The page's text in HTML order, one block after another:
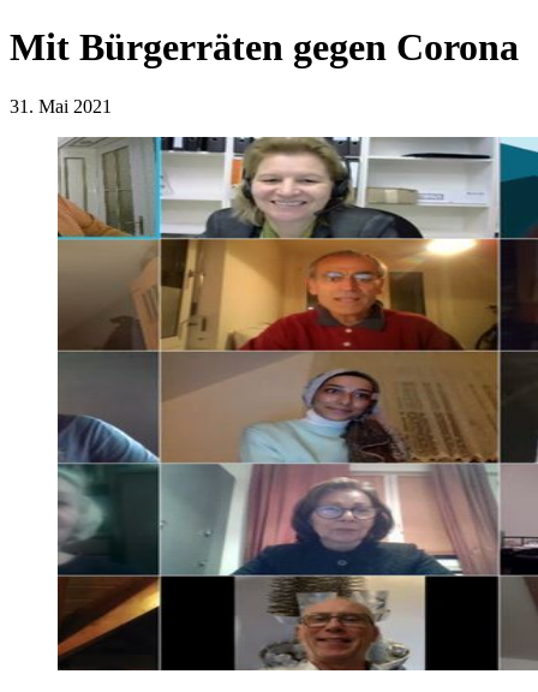
Mit Bürgerräten gegen Corona
31. Mai 2021